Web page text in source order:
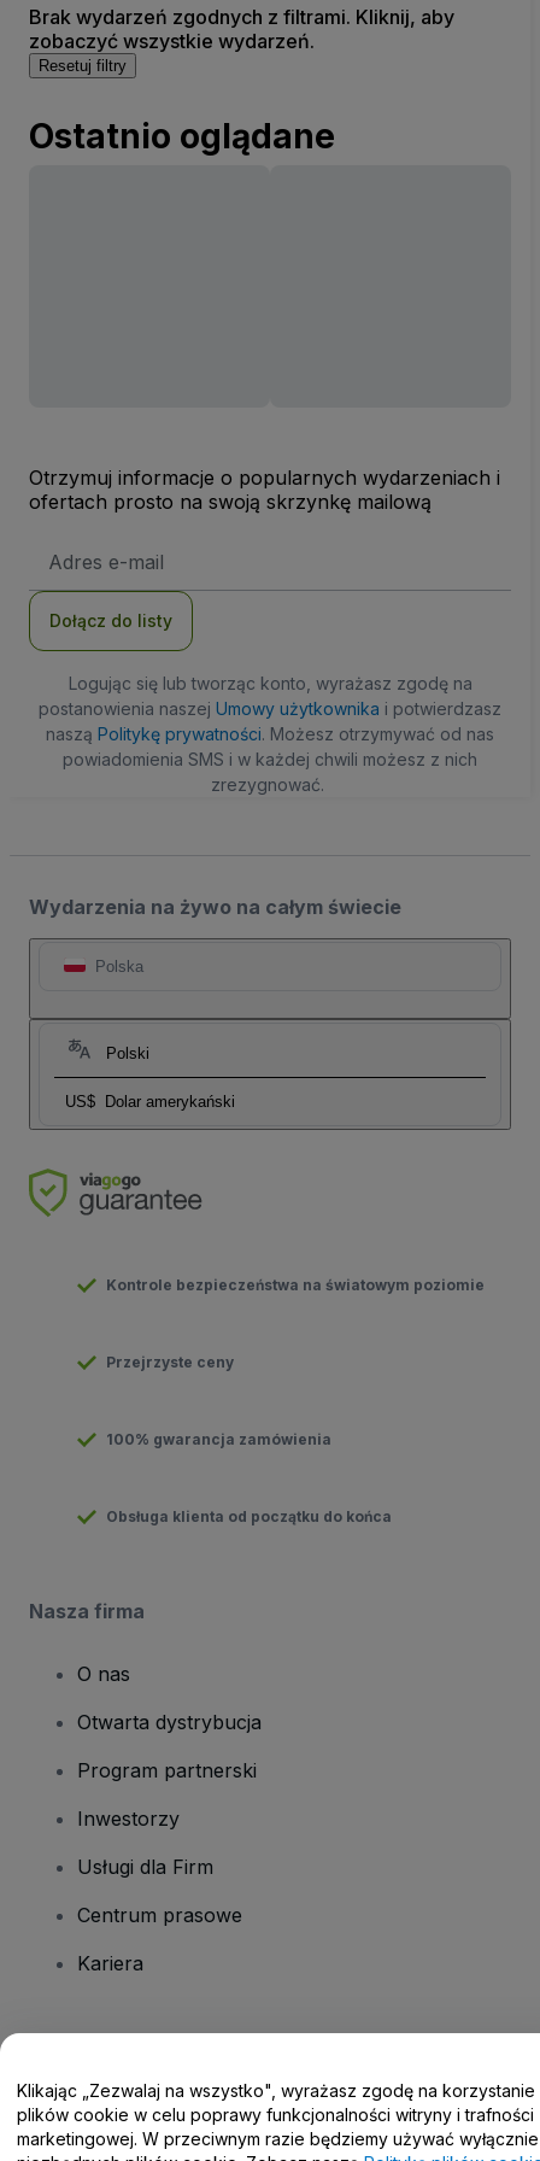
Brak wydarzeń zgodnych z filtrami. Kliknij, aby
zobaczyć wszystkie wydarzeń.
Resetuj filtry
Ostatnio oglądane
Otrzymuj informacje o popularnych wydarzeniach i
ofertach prosto na swoją skrzynkę mailową
e-
Dołącz do listy
Logując się lub tworząc konto, wyrażasz zgodę na
postanowienia naszej Umowy użytkownika i potwierdzasz
naszą Politykę prywatności. Możesz otrzymywać od nas
powiadomienia SMS i w każdej chwili możesz z nich
zrezygnować.
Wydarzenia na żywo na całym świecie
Polska
Polski
US$ Dolar amerykański
Kontrole bezpieczeństwa na światowym poziomie
Przejrzyste ceny
100% gwarancja zamówienia
Obsługa klienta od początku do końca
Nasza firma
O nas
Otwarta dystrybucja
Program partnerski
Inwestorzy
Usługi dla Firm
Centrum prasowe
Kariera
Centrum pomocy / Skontaktuj się z nami
Klikając „Zezwalaj na wszystko", wyrażasz zgodę na korzystanie
plików cookie w celu poprawy funkcjonalności witryny i trafności
marketingowej. W przeciwnym razie będziemy używać wyłącznie